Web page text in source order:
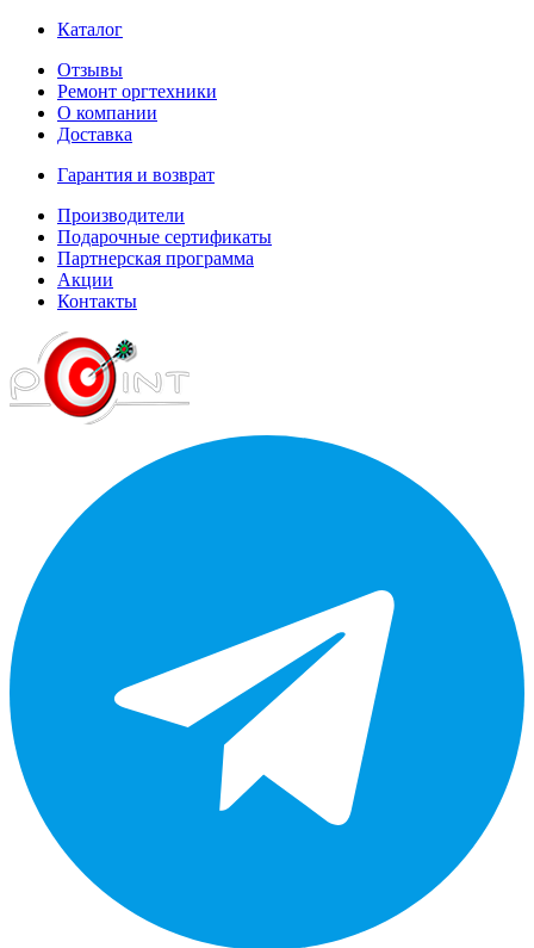
Каталог
Отзывы
Ремонт оргтехники
О компании
Доставка
Гарантия и возврат
Производители
Подарочные сертификаты
Партнерская программа
Акции
Контакты